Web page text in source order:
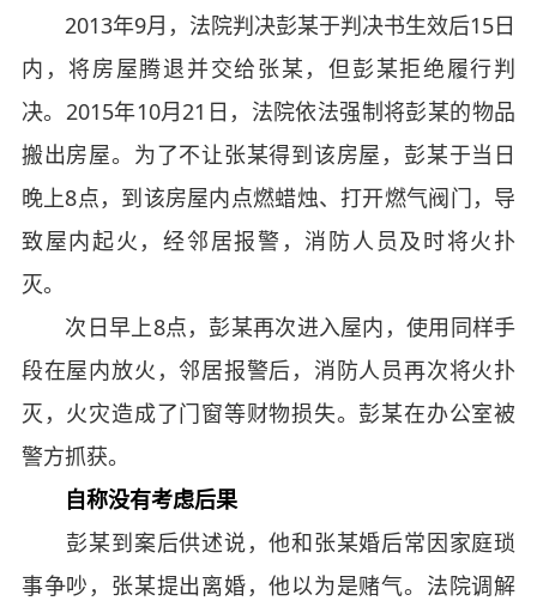
2013年9月，法院判决彭某于判决书生效后15日
内，将房屋腾退并交给张某，但彭某拒绝履行判
决。2015年10月21日，法院依法强制将彭某的物品
搬出房屋。为了不让张某得到该房屋，彭某于当日
晚上8点，到该房屋内点燃蜡烛、打开燃气阀门，导
致屋内起火，经邻居报警，消防人员及时将火扑
灭。
次日早上8点，彭某再次进入屋内，使用同样手
段在屋内放火，邻居报警后，消防人员再次将火扑
灭，火灾造成了门窗等财物损失。彭某在办公室被
警方抓获。
自称没有考虑后果
彭某到案后供述说，他和张某婚后常因家庭琐
事争吵，张某提出离婚，他以为是赌气。法院调解